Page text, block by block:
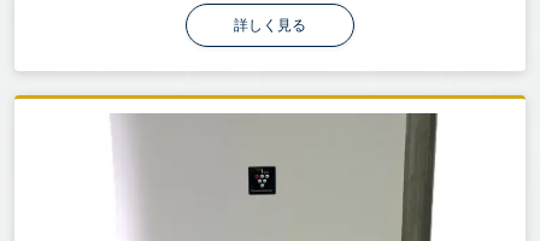
詳しく見る